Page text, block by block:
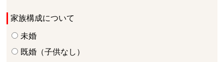
家族構成について
未婚
既婚（子供なし）